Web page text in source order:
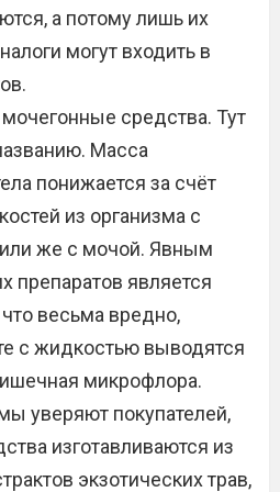
а потому лишь их
могут входить в
средства. Тут
Масса
понижается за счёт
из организма с
же с мочой. Явным
препаратов является
весьма вредно,
с жидкостью выводятся
микрофлора.
уверяют покупателей,
изготавливаются из
экзотических трав,